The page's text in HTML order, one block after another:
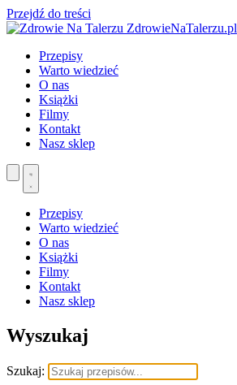
Przejdź do treści
ZdrowieNaTalerzu.pl
Przepisy
Warto wiedzieć
O nas
Książki
Filmy
Kontakt
Nasz sklep
Przepisy
Warto wiedzieć
O nas
Książki
Filmy
Kontakt
Nasz sklep
Wyszukaj
Szukaj: